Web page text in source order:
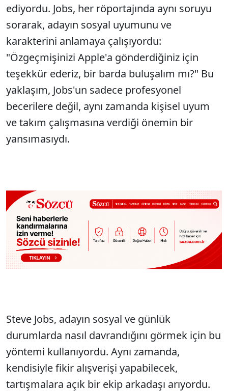
ediyordu. Jobs, her röportajında aynı soruyu
sorarak, adayın sosyal uyumunu ve
karakterini anlamaya çalışıyordu:
"Özgeçmişinizi Apple'a gönderdiğiniz için
teşekkür ederiz, bir barda buluşalım mı?" Bu
yaklaşım, Jobs'un sadece profesyonel
becerilere değil, aynı zamanda kişisel uyum
ve takım çalışmasına verdiği önemin bir
yansımasıydı.
Steve Jobs, adayın sosyal ve günlük
durumlarda nasıl davrandığını görmek için bu
yöntemi kullanıyordu. Aynı zamanda,
kendisiyle fikir alışverişi yapabilecek,
tartışmalara açık bir ekip arkadaşı arıyordu.